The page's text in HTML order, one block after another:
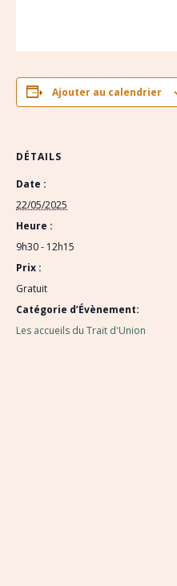
Ajouter au calendrier
DÉTAILS
Date :
22/05/2025
Heure :
9h30 - 12h15
Prix :
Gratuit
Catégorie d’Évènement:
Les accueils du Trait d'Union